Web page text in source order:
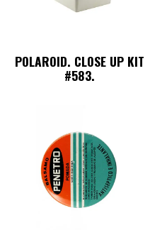
POLAROID. CLOSE UP KIT
#583.